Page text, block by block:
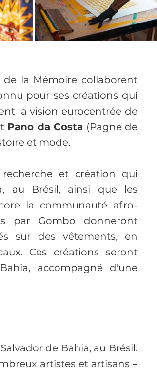
de la Mémoire collaborent
pour ses créations qui
la vision eurocentrée de
Pano da Costa (Pagne de
et mode.
et création qui
au Brésil, ainsi que les
la communauté afro-
par Gombo donneront
sur des vêtements, en
Ces créations seront
accompagné d'une
de Bahia, au Brésil.
artistes et artisans –